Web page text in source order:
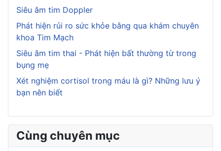
Siêu âm tim Doppler
Phát hiện rủi ro sức khỏe bằng qua khám chuyên
khoa Tim Mạch
Siêu âm tim thai - Phát hiện bất thường từ trong
bụng mẹ
Xét nghiệm cortisol trong máu là gì? Những lưu ý
bạn nên biết
Cùng chuyên mục